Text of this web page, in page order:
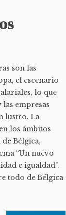
son las
el escenario
lo que
empresas
lustro. La
los ámbitos
Bélgica,
“Un nuevo
e igualdad".
todo de Bélgica